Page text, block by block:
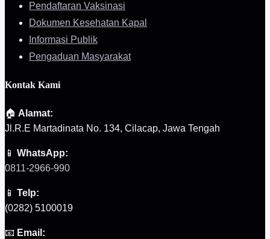
Pendaftaran Vaksinasi
Dokumen Kesehatan Kapal
Informasi Publik
Pengaduan Masyarakat
Kontak Kami
🏠 Alamat:
Jl.R.E Martadinata No. 134, Cilacap, Jawa Tengah
📱 WhatsApp:
0811-2966-990
📱 Telp:
(0282) 5100019
📧 Email: